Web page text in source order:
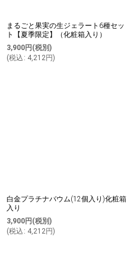
まるごと果実の生ジェラート6種セッ
ト【夏季限定】（化粧箱入り）
3,900円 (税別)
(税込 : 4,212円)
白金プラチナバウム(12個入り)化粧箱
入り
3,900円 (税別)
(税込 : 4,212円)